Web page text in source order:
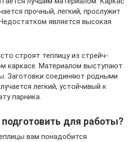
прочный, легкий, прослужит
является высокая
строят теплицу из стрейч-
каркасе. Материалом выступают
Заготовки соединяют родными
легкий, устойчивый к
парника.
для работы?
вам понадобится